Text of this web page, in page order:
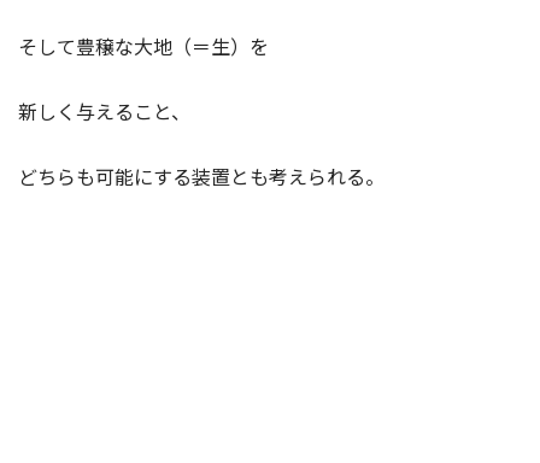
そして豊穣な大地（＝生）を
新しく与えること、
どちらも可能にする装置とも考えられる。